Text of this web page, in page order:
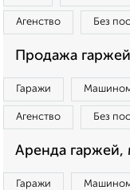
Агенство Без
Продажа
Гаражи
Агенство Без
Аренда гаржей,
Гаражи